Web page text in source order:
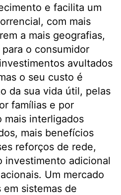
e facilita um
com mais
a mais geografias,
o consumidor
avultados
o seu custo é
da sua vida útil, pelas
famílias e por
mais interligados
mais benefícios
reforços de rede,
investimento adicional
Um mercado
sistemas de